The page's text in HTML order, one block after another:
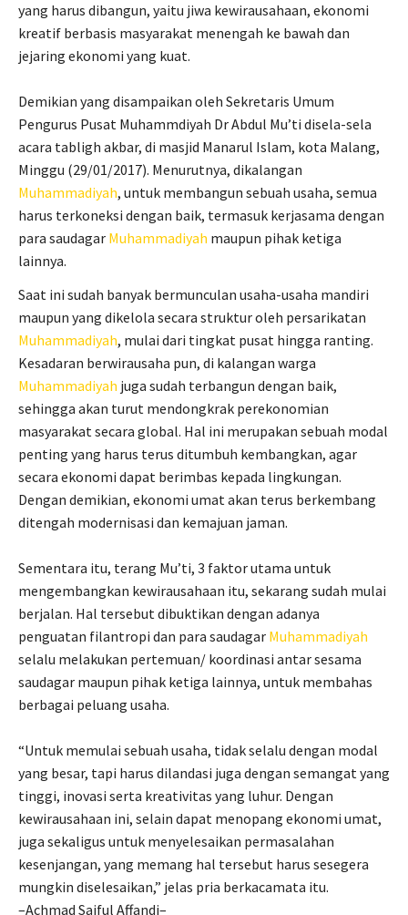
yang harus dibangun, yaitu jiwa kewirausahaan, ekonomi
kreatif berbasis masyarakat menengah ke bawah dan
jejaring ekonomi yang kuat.
Demikian yang disampaikan oleh Sekretaris Umum
Pengurus Pusat Muhammdiyah Dr Abdul Mu’ti disela-sela
acara tabligh akbar, di masjid Manarul Islam, kota Malang,
Minggu (29/01/2017). Menurutnya, dikalangan
Muhammadiyah, untuk membangun sebuah usaha, semua
harus terkoneksi dengan baik, termasuk kerjasama dengan
para saudagar Muhammadiyah maupun pihak ketiga
lainnya.
Saat ini sudah banyak bermunculan usaha-usaha mandiri
maupun yang dikelola secara struktur oleh persarikatan
Muhammadiyah, mulai dari tingkat pusat hingga ranting.
Kesadaran berwirausaha pun, di kalangan warga
Muhammadiyah juga sudah terbangun dengan baik,
sehingga akan turut mendongkrak perekonomian
masyarakat secara global. Hal ini merupakan sebuah modal
penting yang harus terus ditumbuh kembangkan, agar
secara ekonomi dapat berimbas kepada lingkungan.
Dengan demikian, ekonomi umat akan terus berkembang
ditengah modernisasi dan kemajuan jaman.
Sementara itu, terang Mu’ti, 3 faktor utama untuk
mengembangkan kewirausahaan itu, sekarang sudah mulai
berjalan. Hal tersebut dibuktikan dengan adanya
penguatan filantropi dan para saudagar Muhammadiyah
selalu melakukan pertemuan/ koordinasi antar sesama
saudagar maupun pihak ketiga lainnya, untuk membahas
berbagai peluang usaha.
“Untuk memulai sebuah usaha, tidak selalu dengan modal
yang besar, tapi harus dilandasi juga dengan semangat yang
tinggi, inovasi serta kreativitas yang luhur. Dengan
kewirausahaan ini, selain dapat menopang ekonomi umat,
juga sekaligus untuk menyelesaikan permasalahan
kesenjangan, yang memang hal tersebut harus sesegera
mungkin diselesaikan,” jelas pria berkacamata itu.
–Achmad Saiful Affandi–